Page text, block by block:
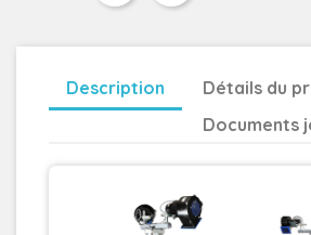
Description
Détails du
Documents